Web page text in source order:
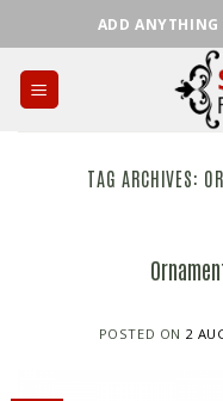
to
content
ADD ANYTHING
TAG ARCHIVES:
POSTED ON 2